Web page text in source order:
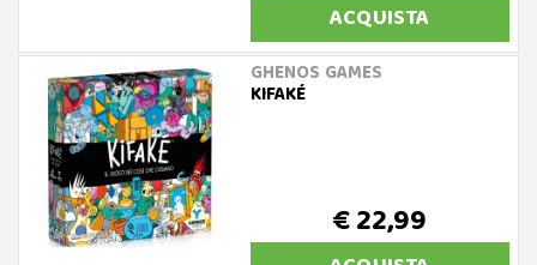
ACQUISTA
GHENOS GAMES
KIFAKÉ
€ 22,99